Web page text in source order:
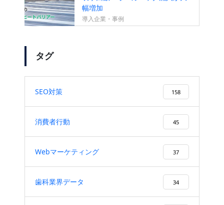
幅増加
導入企業・事例
タグ
SEO対策 158
消費者行動 45
Webマーケティング 37
歯科業界データ 34